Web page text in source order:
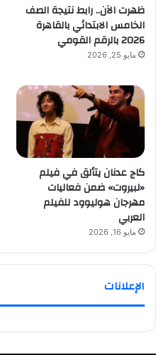
ظهرت الآن.. رابط نتيجة الصف
الخامس الابتدائي بالقاهرة
2026 بالرقم القومي
مايو 25, 2026
كاج عدنان يتألق في فيلم
«لبيروت» ضمن فعاليات
مهرجان هوليوود للفيلم
العربي
مايو 16, 2026
الإعلانات